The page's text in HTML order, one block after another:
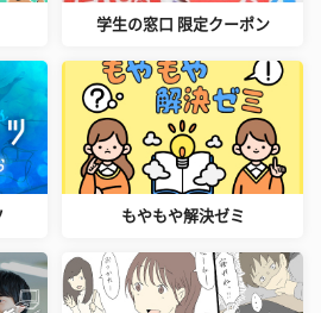
学生の窓口 限定クーポン
もやもや解決ゼミ